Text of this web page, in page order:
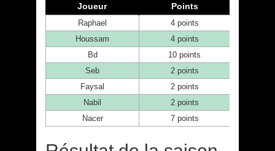
Joueur Points
Raphael
4 points
Houssam
4 points
Bd
10 points
Seb
2 points
Faysal
2 points
Nabil
2 points
Nacer
7 points